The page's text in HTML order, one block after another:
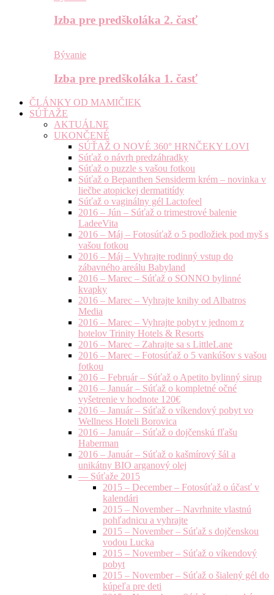
Izba pre predškoláka 2. časť
Bývanie
Izba pre predškoláka 1. časť
ČLÁNKY OD MAMIČIEK
SÚŤAŽE
AKTUÁLNE
UKONČENÉ
SÚŤAŽ O NOVÉ 360° HRNČEKY LOVI
Súťaž o návrh predzáhradky
Súťaž o puzzle s vašou fotkou
Súťaž o Bepanthen Sensiderm krém – novinka v
liečbe atopickej dermatitídy
Súťaž o vaginálny gél Lactofeel
2016 – Jún – Súťaž o trimestrové balenie
LadeeVita
2016 – Máj – Fotosúťaž o 5 podložiek pod myš s
vašou fotkou
2016 – Máj – Vyhrajte rodinný vstup do
zábavného areálu Babyland
2016 – Marec – Súťaž o SONNO bylinné
kvapky
2016 – Marec – Vyhrajte knihy od Albatros
Media
2016 – Marec – Vyhrajte pobyt v jednom z
hotelov Trinity Hotels & Resorts
2016 – Marec – Zahrajte sa s LittleLane
2016 – Marec – Fotosúťaž o 5 vankúšov s vašou
fotkou
2016 – Február – Súťaž o Apetito bylinný sirup
2016 – Január – Súťaž o kompletné očné
vyšetrenie v hodnote 120€
2016 – Január – Súťaž o víkendový pobyt vo
Wellness Hoteli Borovica
2016 – Január – Súťaž o dojčenskú fľašu
Haberman
2016 – Január – Súťaž o kašmírový šál a
unikátny BIO arganový olej
— Súťaže 2015
2015 – December – Fotosúťaž o účasť v
kalendári
2015 – November – Navrhnite vlastnú
pohľadnicu a vyhrajte
2015 – November – Súťaž s dojčenskou
vodou Lucka
2015 – November – Súťaž o víkendový
pobyt
2015 – November – Súťaž o šialený gél do
kúpeľa pre deti